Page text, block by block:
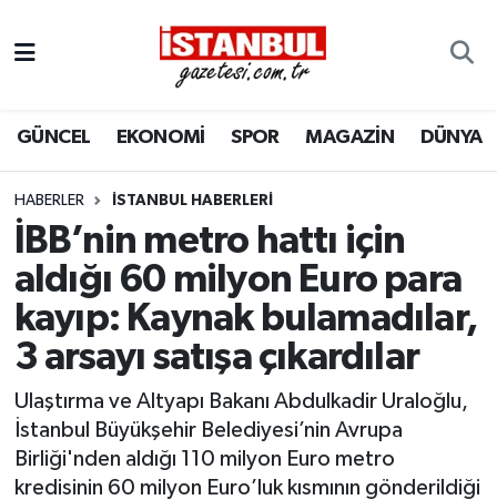
GÜNCEL EKONOMİ SPOR MAGAZİN DÜNYA
HABERLER İSTANBUL HABERLERI
İBB’nin metro hattı için
aldığı 60 milyon Euro para
kayıp: Kaynak bulamadılar,
3 arsayı satışa çıkardılar
Ulaştırma ve Altyapı Bakanı Abdulkadir Uraloğlu,
İstanbul Büyükşehir Belediyesi’nin Avrupa
Birliği'nden aldığı 110 milyon Euro metro
kredisinin 60 milyon Euro’luk kısmının gönderildiği
EKONOMİ
İSTANBUL
DÜNYA
SPOR
MAGAZİN
KÜLTÜR SANAT
SAĞLIK
Nöbetçi Eczaneler
Hava Durumu
Trafik Durumu
Süper Lig Puan Durumu ve Fikstür
Tüm Manşetler
Son Dakika Haberleri
Haber Arşivi